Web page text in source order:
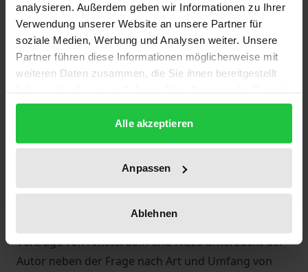
analysieren. Außerdem geben wir Informationen zu Ihrer
Verwendung unserer Website an unsere Partner für
soziale Medien, Werbung und Analysen weiter. Unsere
Partner führen diese Informationen möglicherweise mit
weiteren Daten zusammen, die Sie ihnen bereitgestellt
gesammelt haben.
Alle akzeptieren
Anpassen
Ablehnen
verneint anhand einer umfassenden Analyse des Art.
7 EU die bislang wenig diskutierte Möglichkeit des
Ausschlusses eines Mitgliedstaates aus der Union,
bejaht aber eine Aussetzung von Rechten unter
Ferner erforscht das Werk die Möglichkeiten eines
präventiven Vorgehens gegen einzelne
Mitgliedstaaten. Nach einer Bewertung der im Jahre
2000 gegen Österreich getroffenen Maßnahmen
Verträge von Amsterdam und Nizza untersucht der
Autor neben der Frage nach Art und Umfang von